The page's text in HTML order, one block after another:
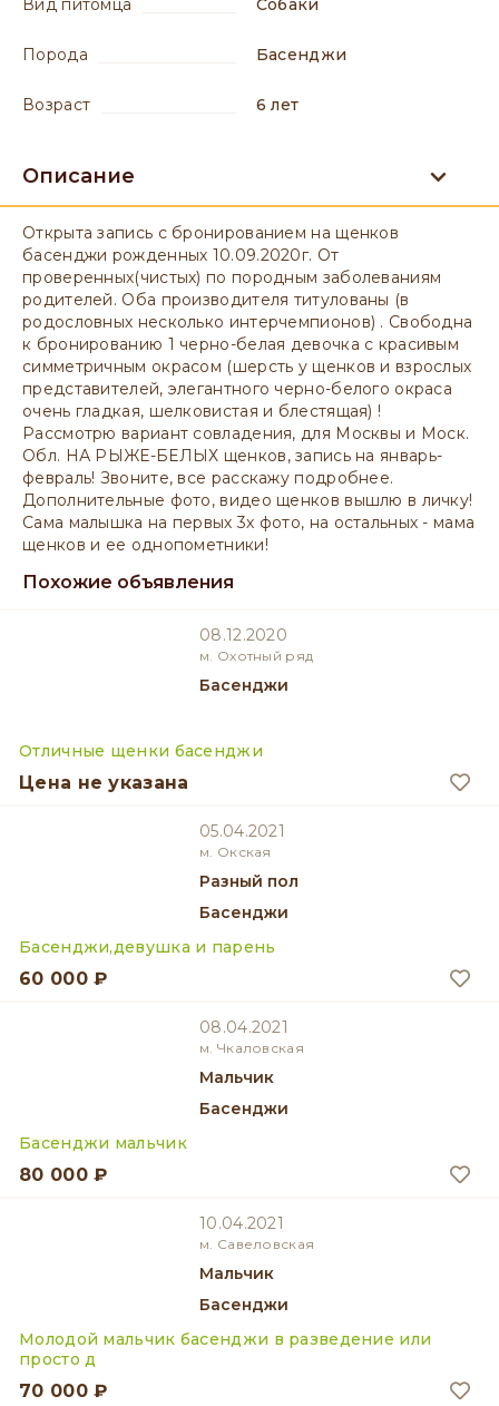
вид питомца Собаки
порода Басенджи
возраст 6 лет
Описание
Открыта запись с бронированием на щенков
басенджи рожденных 10.09.2020г. От
проверенных(чистых) по породным заболеваниям
родителей. Оба производителя титулованы (в
родословных несколько интерчемпионов) . Свободна
к бронированию 1 черно-белая девочка с красивым
симметричным окрасом (шерсть у щенков и взрослых
представителей, элегантного черно-белого окраса
очень гладкая, шелковистая и блестящая) !
Рассмотрю вариант совладения, для Москвы и Моск.
Обл. НА РЫЖЕ-БЕЛЫХ щенков, запись на январь-
февраль! Звоните, все расскажу подробнее.
Дополнительные фото, видео щенков вышлю в личку!
Сама малышка на первых 3х фото, на остальных - мама
щенков и ее однопометники!
Похожие объявления
08.12.2020
м. Охотный ряд
Басенджи
Отличные щенки басенджи
Цена не указана
05.04.2021
м. Окская
разный пол
Басенджи
Басенджи,девушка и парень
60 000 ₽
08.04.2021
м. Чкаловская
мальчик
Басенджи
Басенджи мальчик
80 000 ₽
10.04.2021
м. Савеловская
мальчик
Басенджи
Молодой мальчик басенджи в разведение или
просто д
70 000 ₽